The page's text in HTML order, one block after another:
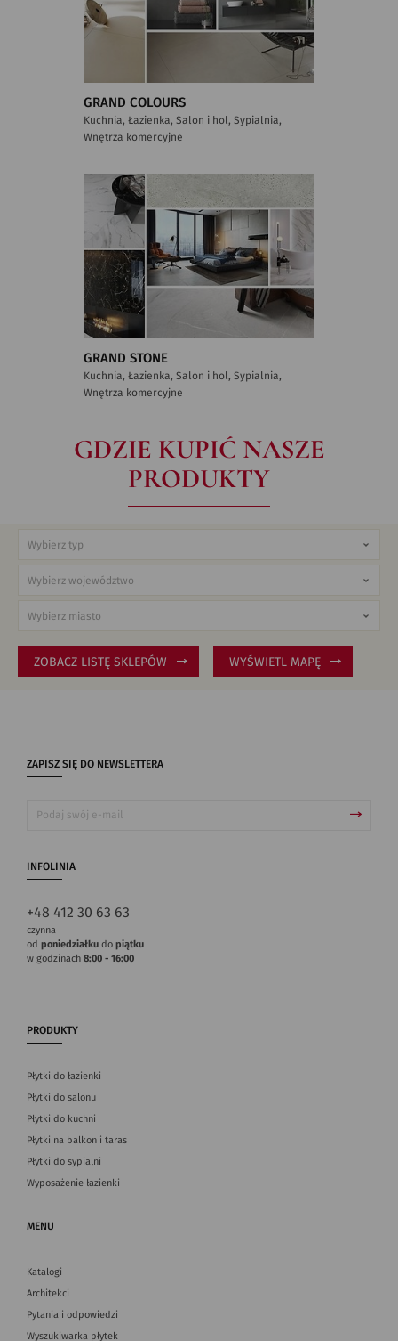
GRAND COLOURS
Kuchnia, Łazienka, Salon i hol, Sypialnia,
Wnętrza komercyjne
GRAND STONE
Kuchnia, Łazienka, Salon i hol, Sypialnia,
Wnętrza komercyjne
GDZIE KUPIĆ NASZE
PRODUKTY
ZOBACZ LISTĘ SKLEPÓW WYŚWIETL MAPĘ
ZAPISZ SIĘ DO NEWSLETTERA
INFOLINIA
+48 412 30 63 63
czynna
od poniedziałku do piątku
w godzinach 8:00 - 16:00
PRODUKTY
Płytki do łazienki
Płytki do salonu
Płytki do kuchni
Płytki na balkon i taras
Płytki do sypialni
Wyposażenie łazienki
MENU
Katalogi
Architekci
Pytania i odpowiedzi
Wyszukiwarka płytek